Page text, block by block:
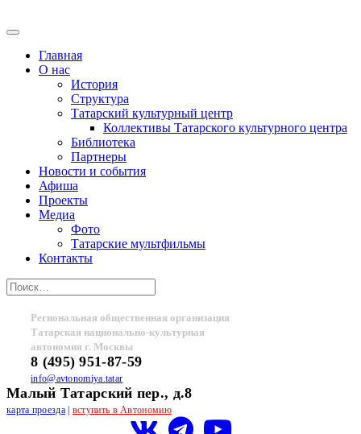
Главная
О нас
История
Структура
Татарский культурный центр
Коллективы Татарского культурного центра
Библиотека
Партнеры
Новости и события
Афиша
Проекты
Медиа
Фото
Татарские мультфильмы
Контакты
Региональная общественная организация
Татарская национально-культурная
автономия г. Москвы
8 (495) 951-87-59
info@avtonomiya.tatar
Малый Татарский пер., д.8
карта проезда| вступить в Автономию